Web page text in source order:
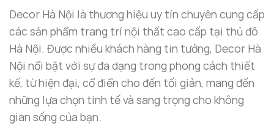
Decor Hà Nội là thương hiệu uy tín chuyên cung cấp
các sản phẩm trang trí nội thất cao cấp tại thủ đô
Hà Nội. Được nhiều khách hàng tin tưởng, Decor Hà
Nội nổi bật với sự đa dạng trong phong cách thiết
kế, từ hiện đại, cổ điển cho đến tối giản, mang đến
những lựa chọn tinh tế và sang trọng cho không
gian sống của bạn.